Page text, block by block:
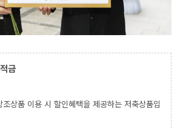
금
상품 이용 시 할인혜택을 제공하는 저축상품입